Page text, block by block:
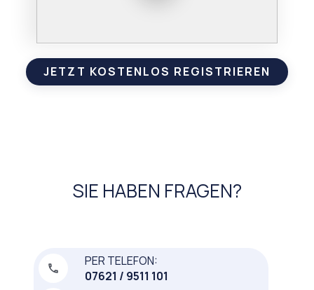
JETZT KOSTENLOS REGISTRIEREN
SIE HABEN FRAGEN?
PER TELEFON:
07621 / 9511 101